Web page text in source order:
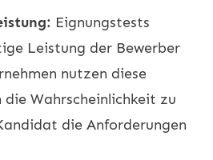
Eignungstests
Leistung der Bewerber
nutzen diese
Wahrscheinlichkeit zu
die Anforderungen